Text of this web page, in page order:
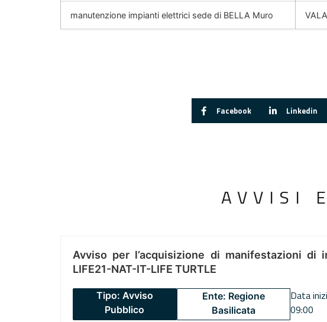
manutenzione impianti elettrici sede di BELLA Muro
Facebook Linkedin
AVVISI
Avviso per l’acquisizione di manifestazioni di
LIFE21-NAT-IT-LIFE TURTLE
Tipo: Avviso
Pubblico
Ente: Regione
Basilicata
Data
09:00